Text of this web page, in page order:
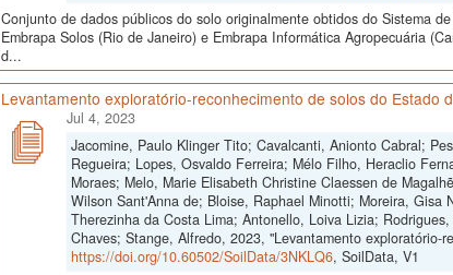
Conjunto de dados públicos do solo originalmente obtidos do Sistema
Embrapa Solos (Rio de Janeiro) e Embrapa Informática Agropecuária
d...
Levantamento exploratório-reconhecimento de solos do Estado
Jul 4, 2023
Jacomine, Paulo Klinger Tito; Cavalcanti, Anionto Cabral;
Regueira; Lopes, Osvaldo Ferreira; Mélo Filho, Heraclio
Moraes; Melo, Marie Elisabeth Christine Claessen de
Wilson Sant'Anna de; Bloise, Raphael Minotti; Moreira,
Therezinha da Costa Lima; Antonello, Loiva Lizia;
Chaves; Stange, Alfredo, 2023, "Levantamento exploratório-
https://doi.org/10.60502/SoilData/3NKLQ6, SoilData, V1